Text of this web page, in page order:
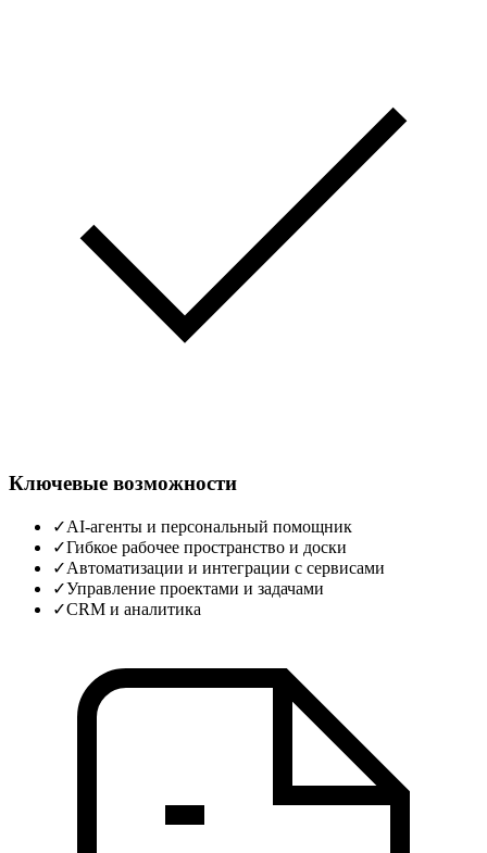
Ключевые возможности
✓AI‑агенты и персональный помощник
✓Гибкое рабочее пространство и доски
✓Автоматизации и интеграции с сервисами
✓Управление проектами и задачами
✓CRM и аналитика